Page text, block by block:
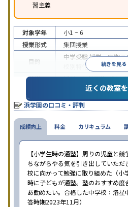
習主義
続きを見る
対象学年
小1 ~ 6
授業形式
集団授業
目的
中学受験授業・定期テ
校別特化対策
各種検定
特徴
授業の振替可能1科目
小学校高学年の集
近くの教室
浜学園の口コミ・評判
成績向上
【小学生時の通塾】周りの児童と競
ちながらやる気を引き出していただ
校に向かって勉強に取り組めた（小
時に子どもが通塾。塾のおすすめ度
あ勧めたい。合格した中学校：洛星
答時期2023年11月）
料金 カリキュラム